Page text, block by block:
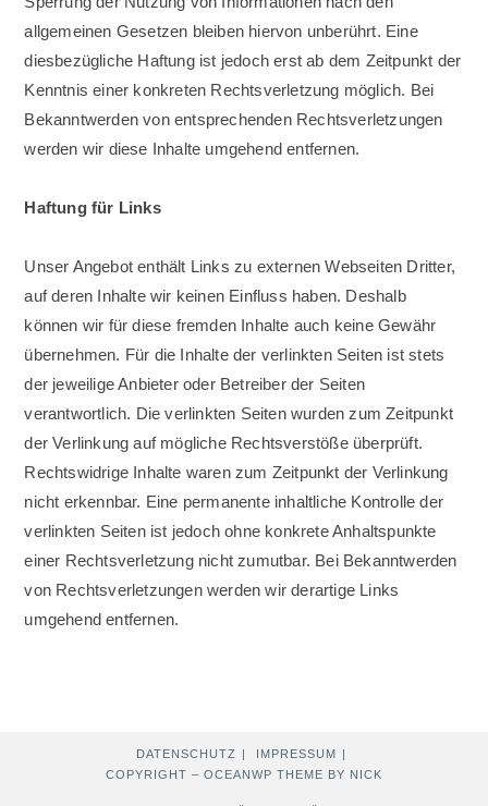
allgemeinen Gesetzen bleiben hiervon unberührt. Eine
diesbezügliche Haftung ist jedoch erst ab dem Zeitpunkt der
Kenntnis einer konkreten Rechtsverletzung möglich. Bei
Bekanntwerden von entsprechenden Rechtsverletzungen
werden wir diese Inhalte umgehend entfernen.
Haftung für Links
Unser Angebot enthält Links zu externen Webseiten Dritter,
auf deren Inhalte wir keinen Einfluss haben. Deshalb
können wir für diese fremden Inhalte auch keine Gewähr
übernehmen. Für die Inhalte der verlinkten Seiten ist stets
der jeweilige Anbieter oder Betreiber der Seiten
verantwortlich. Die verlinkten Seiten wurden zum Zeitpunkt
der Verlinkung auf mögliche Rechtsverstöße überprüft.
Rechtswidrige Inhalte waren zum Zeitpunkt der Verlinkung
nicht erkennbar. Eine permanente inhaltliche Kontrolle der
verlinkten Seiten ist jedoch ohne konkrete Anhaltspunkte
einer Rechtsverletzung nicht zumutbar. Bei Bekanntwerden
von Rechtsverletzungen werden wir derartige Links
umgehend entfernen.
DATENSCHUTZ
IMPRESSUM
COPYRIGHT – OCEANWP THEME BY NICK